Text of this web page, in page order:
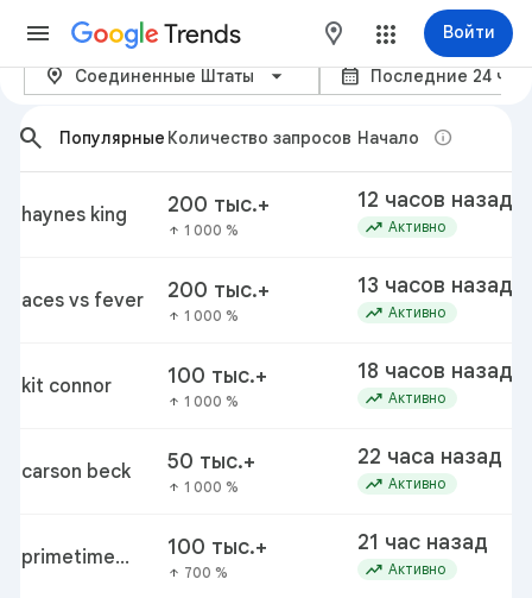
Trends maps Войти
Популярные запросы –
location_on Соединенные Штаты calendar_month Последние 24
arrow_back_ios_new
arrow_forward_ios
search
Популярные Количество запросов Начало info
haynes king 200 тыс.+
arrow_upward 1 000 %
12 часов назад
trending_up Активно
aces vs fever 200 тыс.+
arrow_upward 1 000 %
13 часов назад
trending_up Активно
kit connor 100 тыс.+
arrow_upward 1 000 %
18 часов назад
trending_up Активно
carson beck 50 тыс.+
arrow_upward 1 000 %
22 часа назад
trending_up Активно
primetime
100 тыс.+
arrow_upward 700 %
21 час назад
trending_up Активно